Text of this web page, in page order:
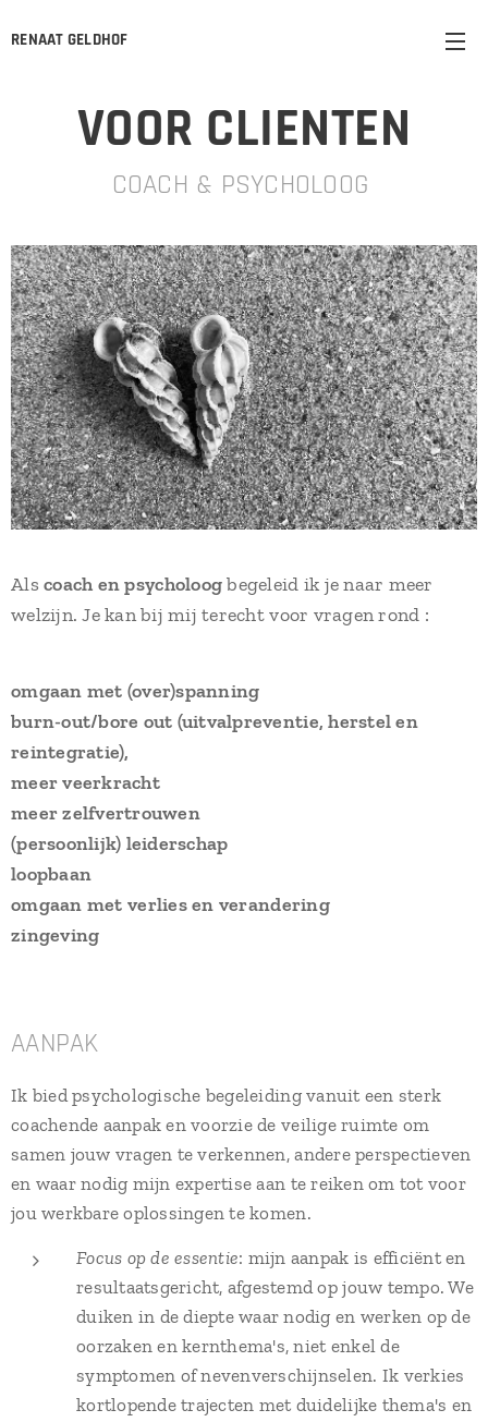
RENAAT GELDHOF
VOOR CLIENTEN
COACH & PSYCHOLOOG
Alscoach en psycholoogbegeleid ik je naar meer
welzijn. Je kan bij mij terecht voor vragen rond :
omgaan met (over)spanning
burn-out/bore out (uitvalpreventie, herstel en
reintegratie),
meer veerkracht
meer zelfvertrouwen
(persoonlijk) leiderschap
loopbaan
omgaan met verlies en verandering
zingeving
AANPAK
Ik bied psychologische begeleiding vanuit een sterk
coachende aanpak en voorzie de veilige ruimte om
samen jouw vragen te verkennen, andere perspectieven
en waar nodig mijn expertise aan te reiken om tot voor
jou werkbare oplossingen te komen.
Focus op de essentie: mijn aanpak is efficiënt en
resultaatsgericht, afgestemd op jouw tempo. We
duiken in de diepte waar nodig en werken op de
oorzaken en kernthema's, niet enkel de
symptomen of nevenverschijnselen. Ik verkies
kortlopende trajecten met duidelijke thema's en